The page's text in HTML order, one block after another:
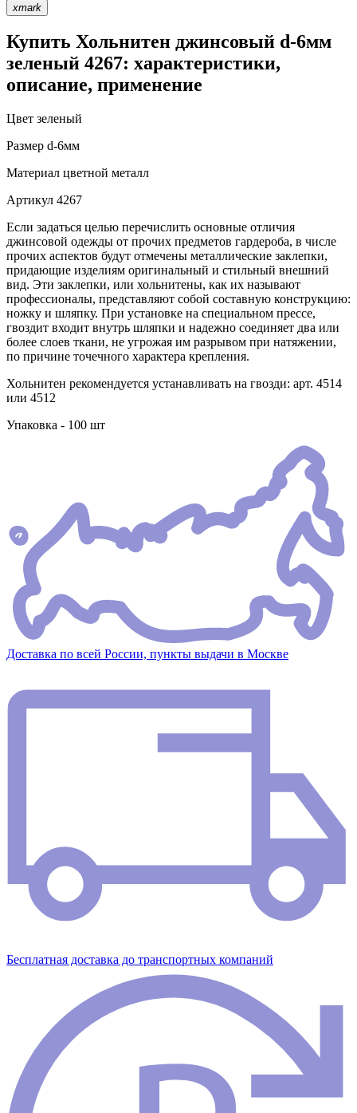
xmark
Купить Хольнитен джинсовый d-6мм
зеленый 4267: характеристики,
описание, применение
Цвет зеленый
Размер d-6мм
Материал цветной металл
Артикул 4267
Если задаться целью перечислить основные отличия
джинсовой одежды от прочих предметов гардероба, в числе
прочих аспектов будут отмечены металлические заклепки,
придающие изделиям оригинальный и стильный внешний
вид. Эти заклепки, или хольнитены, как их называют
профессионалы, представляют собой составную конструкцию:
ножку и шляпку. При установке на специальном прессе,
гвоздит входит внутрь шляпки и надежно соединяет два или
более слоев ткани, не угрожая им разрывом при натяжении,
по причине точечного характера крепления.
Хольнитен рекомендуется устанавливать на гвозди: арт. 4514
или 4512
Упаковка - 100 шт
Доставка по всей России, пункты выдачи в Москве
Бесплатная доставка до транспортных компаний